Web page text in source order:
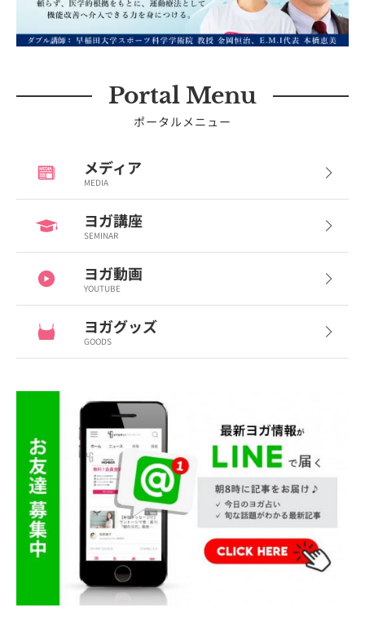
Portal Menu
ポータルメニュー
メディア
MEDIA
ヨガ講座
SEMINAR
ヨガ動画
YOUTUBE
ヨガグッズ
GOODS